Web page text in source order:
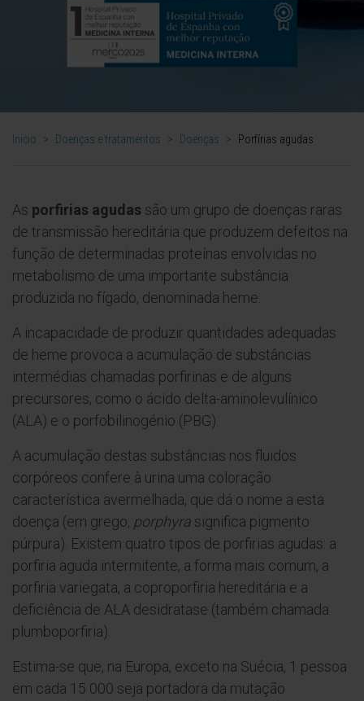
Inicio > Doenças e tratamentos > Doenças > Porfírias agudas
As porfirias agudas são um grupo de doenças raras
de transmissão hereditária que produzem defeitos na
função de determinadas proteínas envolvidas no
metabolismo de uma importante substância
produzida no fígado, denominada heme.
A incapacidade de produzir quantidades adequadas
de heme provoca a acumulação de substâncias
intermédias chamadas porfirinas e de alguns
precursores, como o ácido delta-aminolevulínico
(ALA) e o porfobilinogénio (PBG).
A acumulação destas substâncias nos fluidos
corpóreos confere à urina uma coloração
característica avermelhada, que dá o nome a esta
doença (em grego, porphyra significa pigmento
púrpura). Existem quatro tipos de porfirias agudas: a
porfiria aguda intermitente, a forma mais comum, a
porfiria variegata, a coproporfiria hereditária e a
deficiência de ALA desidratase (também chamada
plumboporfiria).
Estima-se que, na Europa, exceto na Suécia, 1 pessoa
em cada 15 000 seja portadora da mutação